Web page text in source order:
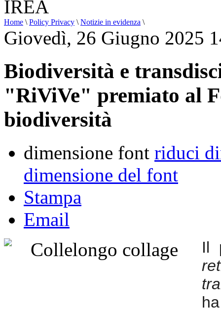
Home \ Policy Privacy \ Notizie in evidenza \
Giovedì, 26 Giugno 2025
Biodiversità e
"RiViVe" premiato al
biodiversità
dimensione font riduci
dimensione del font
Stampa
Email
Il